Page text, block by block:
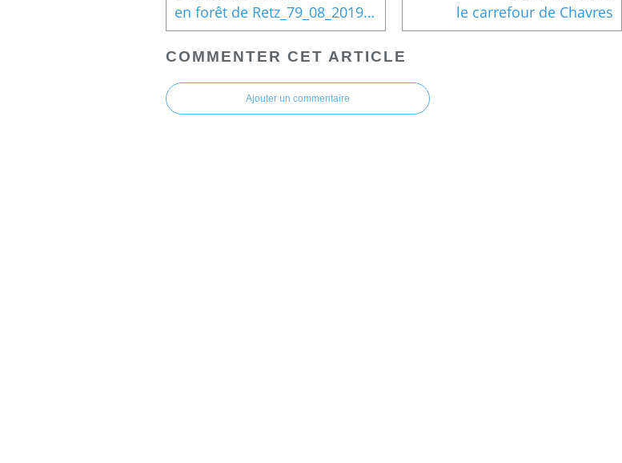
en forêt de Retz_79_08_2019_vers Taillefontaine et Retheuil par les lisières le carrefour de Chavres
COMMENTER CET ARTICLE
Ajouter un commentaire